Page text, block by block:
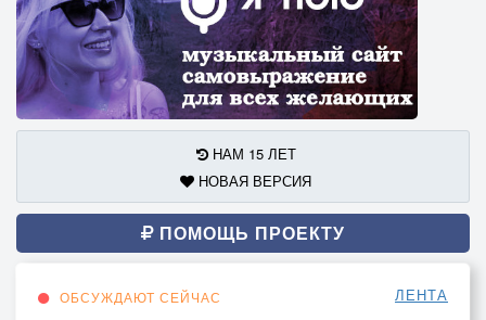
НАМ 15 ЛЕТ
НОВАЯ ВЕРСИЯ
ПОМОЩЬ ПРОЕКТУ
ОБСУЖДАЮТ СЕЙЧАС ЛЕНТА